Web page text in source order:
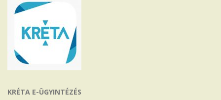
KRÉTA E-ÜGYINTÉZÉS